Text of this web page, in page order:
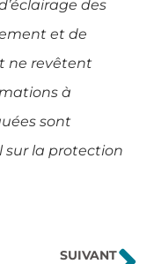
des
et de
ne revêtent
à
sont
sur la protection
SUIVANT